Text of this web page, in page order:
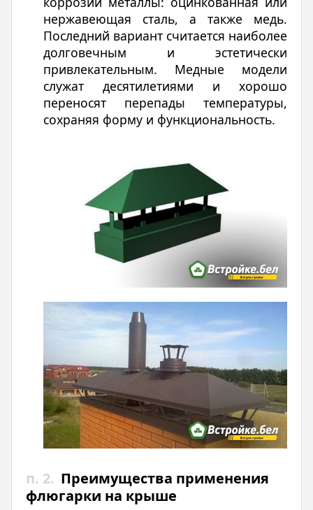
нержавеющая сталь, а также медь.
Последний вариант считается наиболее
долговечным и эстетически
привлекательным. Медные модели
служат десятилетиями и хорошо
переносят перепады температуры,
сохраняя форму и функциональность.
п. 2. Преимущества применения
флюгарки на крыше